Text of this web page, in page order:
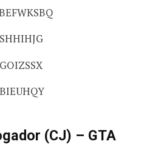
SHHIHJG
GOIZSSX
BIEUHQY
(CJ) – GTA